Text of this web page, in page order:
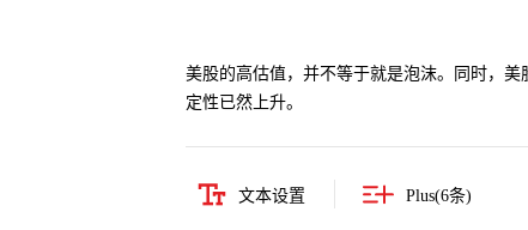
美股的高估值，并不等于就是泡沫。同时，
定性已然上升。
文本设置 Plus(6条)